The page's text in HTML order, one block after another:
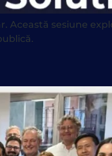
sesiune